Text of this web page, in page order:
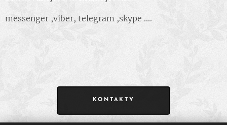
messenger ,viber, telegram ,skype ....
KONTAKTY